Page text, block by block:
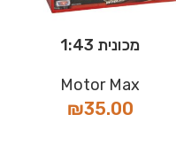
מכונית 1:43
Motor Max
₪35.00